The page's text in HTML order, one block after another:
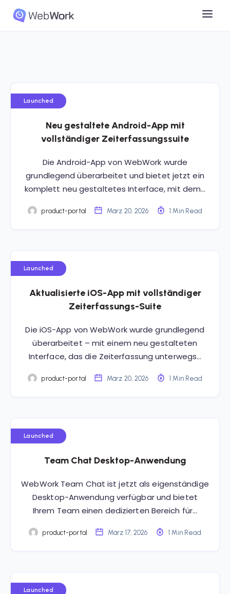
Launched
Neu gestaltete Android-App mit
vollständiger Zeiterfassungssuite
Die Android-App von WebWork wurde
grundlegend überarbeitet und bietet jetzt ein
komplett neu gestaltetes Interface, mit dem…
product-portal März 20, 2026 1 Min Read
Launched
Aktualisierte iOS-App mit vollständiger
Zeiterfassungs-Suite
Die iOS-App von WebWork wurde grundlegend
überarbeitet – mit einem neu gestalteten
Interface, das die Zeiterfassung unterwegs…
product-portal März 20, 2026 1 Min Read
Launched
Team Chat Desktop-Anwendung
WebWork Team Chat ist jetzt als eigenständige
Desktop-Anwendung verfügbar und bietet
Ihrem Team einen dedizierten Bereich für…
product-portal März 17, 2026 1 Min Read
Launched